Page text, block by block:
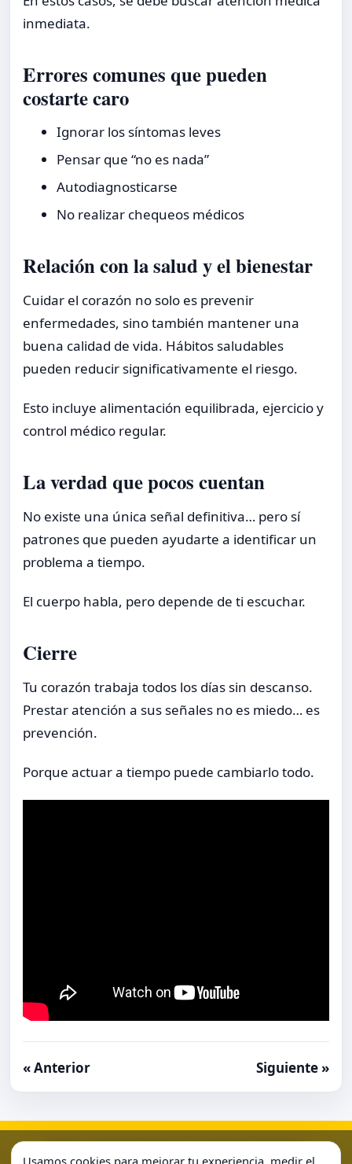
inmediata.
Errores comunes que pueden
costarte caro
Ignorar los síntomas leves
Pensar que “no es nada”
Autodiagnosticarse
No realizar chequeos médicos
Relación con la salud y el bienestar
Cuidar el corazón no solo es prevenir
enfermedades, sino también mantener una
buena calidad de vida. Hábitos saludables
pueden reducir significativamente el riesgo.
Esto incluye alimentación equilibrada, ejercicio y
control médico regular.
La verdad que pocos cuentan
No existe una única señal definitiva… pero sí
patrones que pueden ayudarte a identificar un
problema a tiempo.
El cuerpo habla, pero depende de ti escuchar.
Cierre
Tu corazón trabaja todos los días sin descanso.
Prestar atención a sus señales no es miedo… es
prevención.
Porque actuar a tiempo puede cambiarlo todo.
« Anterior Siguiente »
Usamos cookies para mejorar tu experiencia, medir el